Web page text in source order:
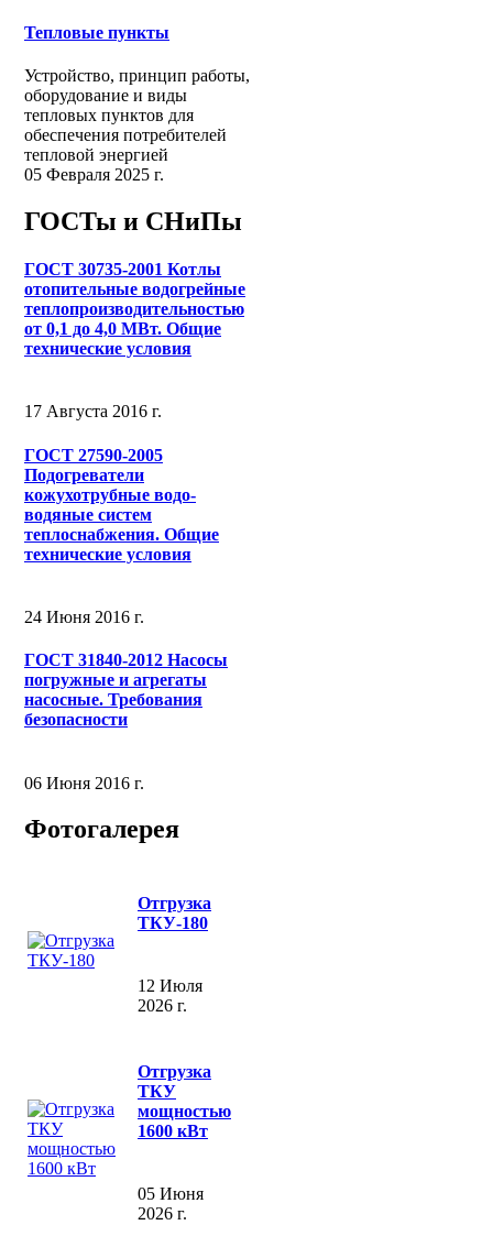
Тепловые пункты
Устройство, принцип работы,
оборудование и виды
тепловых пунктов для
обеспечения потребителей
тепловой энергией
05 Февраля 2025 г.
ГОСТы и СНиПы
ГОСТ 30735-2001 Котлы
отопительные водогрейные
теплопроизводительностью
от 0,1 до 4,0 МВт. Общие
технические условия
17 Августа 2016 г.
ГОСТ 27590-2005
Подогреватели
кожухотрубные водо-
водяные систем
теплоснабжения. Общие
технические условия
24 Июня 2016 г.
ГОСТ 31840-2012 Насосы
погружные и агрегаты
насосные. Требования
безопасности
06 Июня 2016 г.
Фотогалерея
Отгрузка
ТКУ-180
12 Июля
2026 г.
Отгрузка
ТКУ
мощностью
1600 кВт
05 Июня
2026 г.